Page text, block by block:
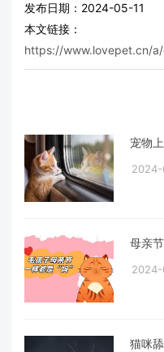
发布日期：2024-05-11
本文链接：
https://www.lovepet.cn/
宠物
母亲
2024-
猫咪